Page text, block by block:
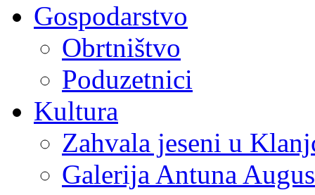
Gospodarstvo
Obrtništvo
Poduzetnici
Kultura
Zahvala jeseni u
Galerija Antuna